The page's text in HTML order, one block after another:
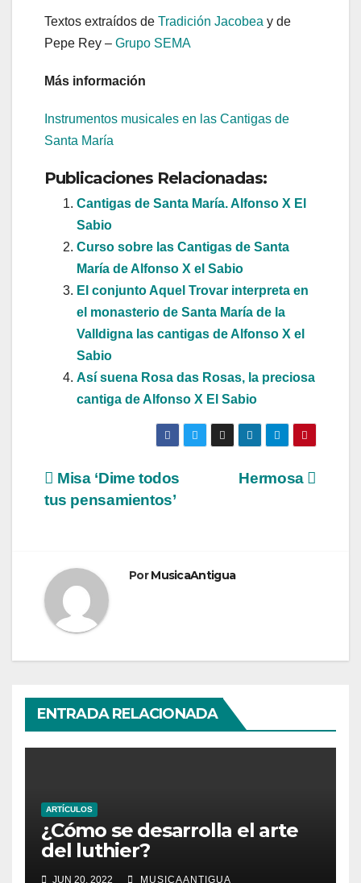
Textos extraídos de Tradición Jacobea y de
Pepe Rey – Grupo SEMA
Más información
Instrumentos musicales en las Cantigas de
Santa María
Publicaciones Relacionadas:
Cantigas de Santa María. Alfonso X El
Sabio
Curso sobre las Cantigas de Santa
María de Alfonso X el Sabio
El conjunto Aquel Trovar interpreta en
el monasterio de Santa María de la
Valldigna las cantigas de Alfonso X el
Sabio
Así suena Rosa das Rosas, la preciosa
cantiga de Alfonso X El Sabio
Navegación
de
Hermosa
Misa ‘Dime todos
tus pensamientos’
PorMusicaAntigua
ENTRADA RELACIONADA
ARTÍCULOS
¿Cómo se desarrolla el arte
del luthier?
JUN 20, 2022 MUSICAANTIGUA